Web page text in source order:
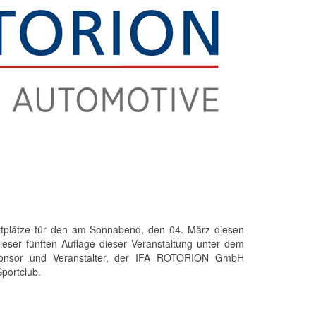
für den am Sonnabend, den 04. März diesen
fünften Auflage dieser Veranstaltung unter dem
und Veranstalter, der IFA ROTORION GmbH